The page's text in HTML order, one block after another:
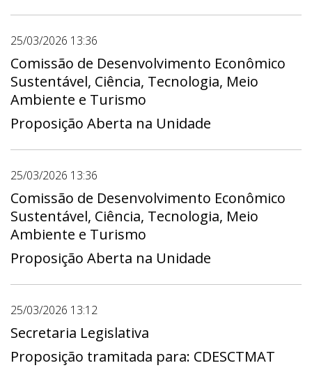
25/03/2026 13:36
Comissão de Desenvolvimento Econômico
Sustentável, Ciência, Tecnologia, Meio
Ambiente e Turismo
Proposição Aberta na Unidade
25/03/2026 13:36
Comissão de Desenvolvimento Econômico
Sustentável, Ciência, Tecnologia, Meio
Ambiente e Turismo
Proposição Aberta na Unidade
25/03/2026 13:12
Secretaria Legislativa
Proposição tramitada para: CDESCTMAT